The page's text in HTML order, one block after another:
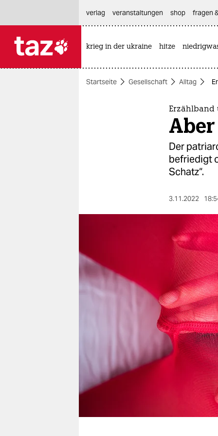
themen
wahrheit
verlag
fragen & hilfe
unterstützen
genossenschaft
verlag
veranstaltungen shop fragen
krieg in der ukraine hitze
Startseite Gesellschaft Alltag
Erzählband
Der
befriedigt
Schatz“.
3.11.2022